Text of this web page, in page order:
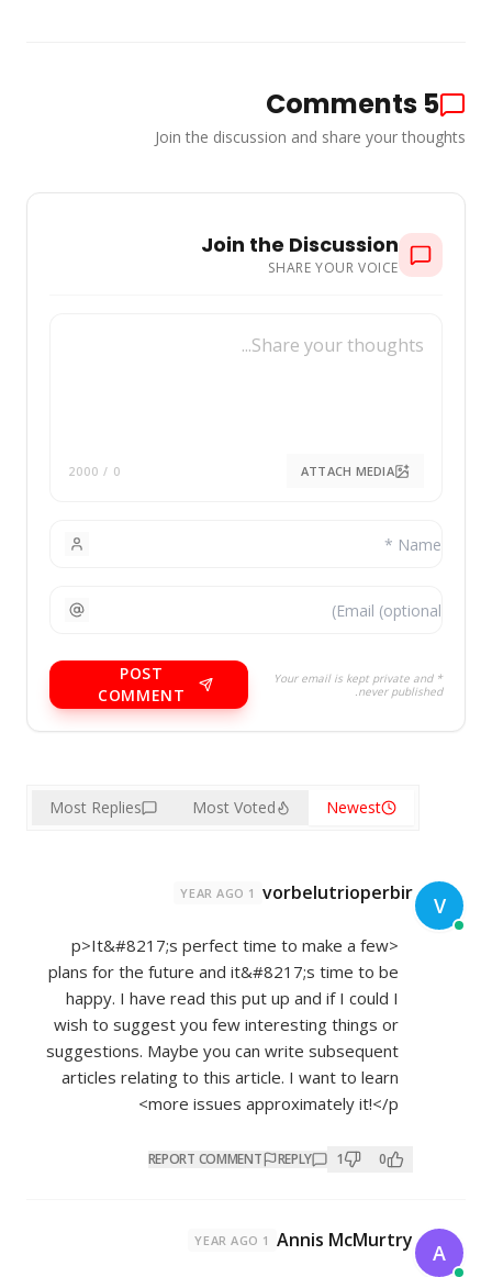
5
Comments
Join the discussion and share your thoughts
Join the Discussion
SHARE YOUR VOICE
ATTACH MEDIA
0
/ 2000
* Your email is kept private and
never published.
POST
COMMENT
Newest
Most Voted
Most Replies
V
vorbelutrioperbir
1 YEAR AGO
<p>It&#8217;s perfect time to make a few
plans for the future and it&#8217;s time to be
happy. I have read this put up and if I could I
wish to suggest you few interesting things or
suggestions. Maybe you can write subsequent
articles relating to this article. I want to learn
more issues approximately it!</p>
0
1
REPLY
REPORT COMMENT
A
Annis McMurtry
1 YEAR AGO